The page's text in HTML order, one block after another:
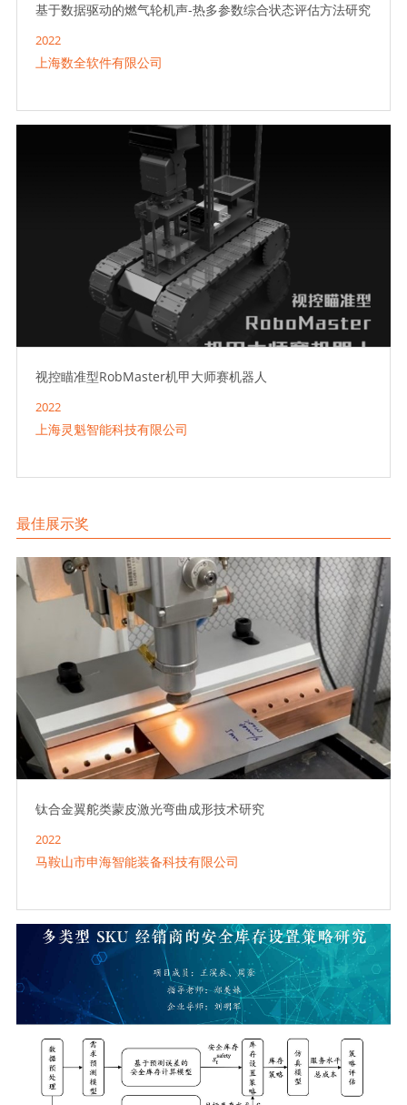
基于数据驱动的燃气轮机声-热多参数综合状态评估方法研究
2022
上海数全软件有限公司
视控瞄准型RobMaster机甲大师赛机器人
2022
上海灵魁智能科技有限公司
最佳展示奖
钛合金翼舵类蒙皮激光弯曲成形技术研究
2022
马鞍山市申海智能装备科技有限公司